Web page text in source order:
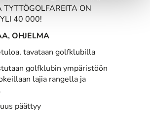
TYTTÖGOLFAREITA ON
40 000!
OHJELMA
tavataan golfklubilla
golfklubin ympäristöön
lajia rangella ja
päättyy